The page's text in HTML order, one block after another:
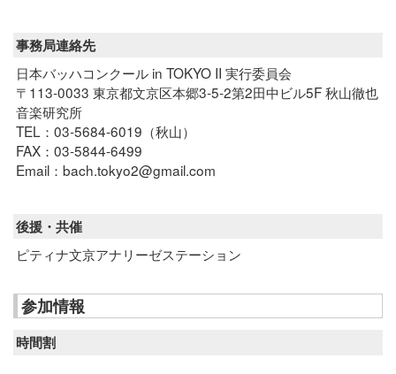
事務局連絡先
日本バッハコンクール in TOKYO II 実行委員会
〒113-0033 東京都文京区本郷3-5-2第2田中ビル5F 秋山徹也
音楽研究所
TEL：03-5684-6019（秋山）
FAX：03-5844-6499
Email：bach.tokyo2@gmail.com
後援・共催
ピティナ文京アナリーゼステーション
参加情報
時間割